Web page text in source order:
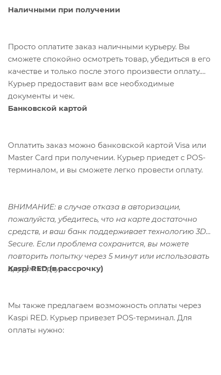
Наличными при получении
Просто оплатите заказ наличными курьеру. Вы
сможете спокойно осмотреть товар, убедиться в его
качестве и только после этого произвести оплату.
Курьер предоставит вам все необходимые
документы и чек.
Банковской картой
Оплатить заказ можно банковской картой Visa или
Master Card при получении. Курьер приедет с POS-
терминалом, и вы сможете легко провести оплату.
ВНИМАНИЕ: в случае отказа в авторизации,
пожалуйста, убедитесь, что на карте достаточно
средств, и ваш банк поддерживает технологию 3D-
Secure. Если проблема сохранится, вы можете
повторить попытку через 5 минут или использовать
другую карту.
Kaspi RED (в рассрочку)
Мы также предлагаем возможность оплаты через
Kaspi RED. Курьер привезет POS-терминал. Для
оплаты нужно: